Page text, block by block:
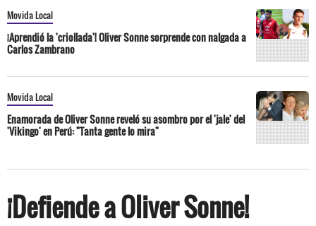
Movida Local
¡Aprendió la 'criollada'! Oliver Sonne sorprende con nalgada a
Carlos Zambrano
Movida Local
Enamorada de Oliver Sonne reveló su asombro por el 'jale' del
'Vikingo' en Perú: "Tanta gente lo mira"
¡Defiende a Oliver Sonne!